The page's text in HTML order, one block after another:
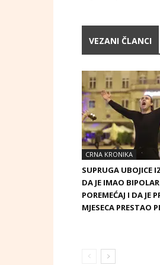
VEZANI ČLANCI
CRNA KRONIKA
SUPRUGA UBOJICE
DA JE IMAO
POREMEĆAJ I DA JE
MJESECA PRESTAO